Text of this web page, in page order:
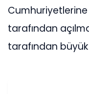
tarafından
tarafından büyük